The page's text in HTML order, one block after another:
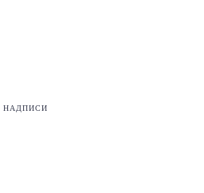
НАДПИСИ